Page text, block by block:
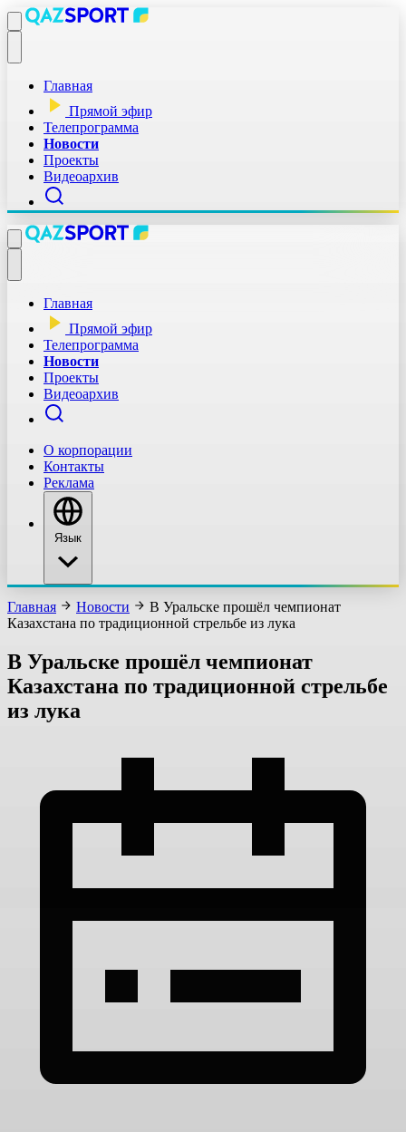
Главная
Прямой эфир
Телепрограмма
Новости
Проекты
Видеоархив
Главная
Прямой эфир
Телепрограмма
Новости
Проекты
Видеоархив
О корпорации
Контакты
Реклама
Язык
Главная Новости
В Уральске прошёл чемпионат
Казахстана по традиционной стрельбе из лука
В Уральске прошёл чемпионат
Казахстана по традиционной стрельбе
из лука